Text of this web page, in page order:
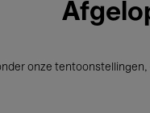
onze